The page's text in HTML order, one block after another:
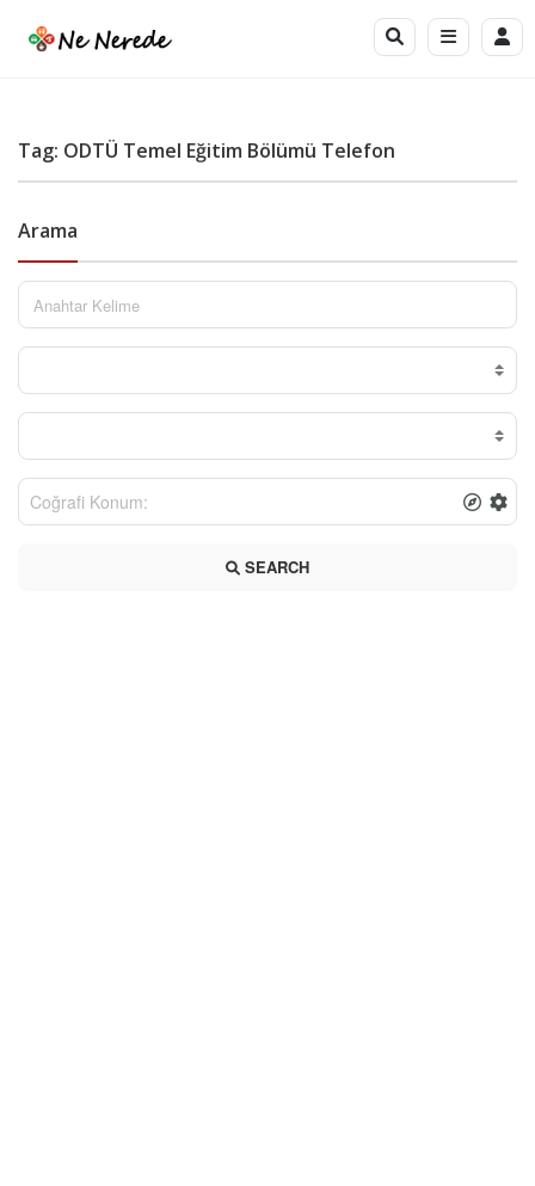
Tag: ODTÜ Temel Eğitim Bölümü Telefon
Arama
SEARCH